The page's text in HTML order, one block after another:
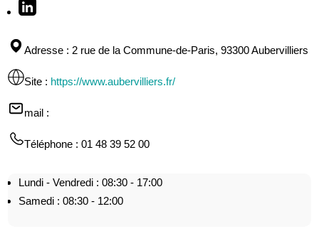
Adresse : 2 rue de la Commune-de-Paris, 93300 Aubervilliers
Site : https://www.aubervilliers.fr/
mail :
Téléphone : 01 48 39 52 00
Lundi - Vendredi : 08:30 - 17:00
Samedi : 08:30 - 12:00